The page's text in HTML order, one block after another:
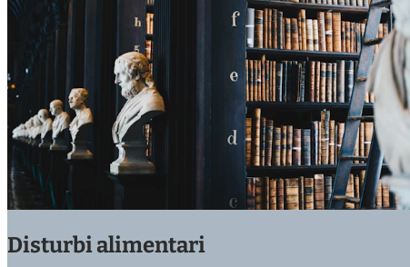
Disturbi alimentari